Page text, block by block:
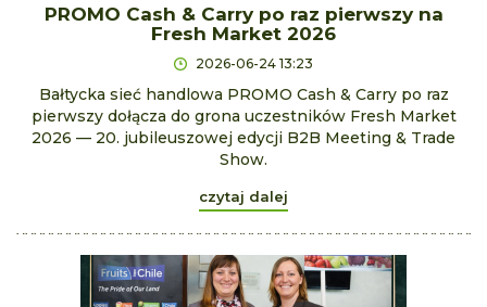
PROMO Cash & Carry po raz pierwszy na
Fresh Market 2026
2026-06-24 13:23
Bałtycka sieć handlowa PROMO Cash & Carry po raz
pierwszy dołącza do grona uczestników Fresh Market
2026 — 20. jubileuszowej edycji B2B Meeting & Trade
Show.
czytaj dalej